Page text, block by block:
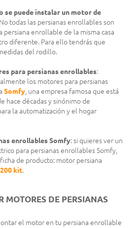
se puede instalar un motor de
No todas las persianas enrollables son
persiana enrollable de la misma casa
diferente. Para ello tendrás que
del rodillo.
para persianas enrollables:
los motores para persianas
Somfy, una empresa famosa que está
hace décadas y sinónimo de
la automatización y el hogar
enrollables Somfy: si quieres ver un
para persianas enrollables Somfy,
de producto: motor persiana
kit.
MOTORES DE PERSIANAS
el motor en tu persiana enrollable